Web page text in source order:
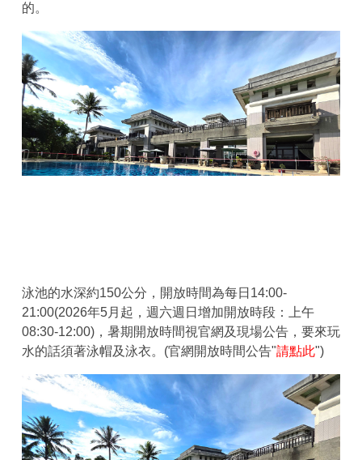
的。
泳池的水深約150公分，開放時間為每日14:00-
21:00(2026年5月起，週六週日增加開放時段：上午
08:30-12:00)，暑期開放時間視官網及現場公告，要來玩
水的話須著泳帽及泳衣。(官網開放時間公告"請點此")